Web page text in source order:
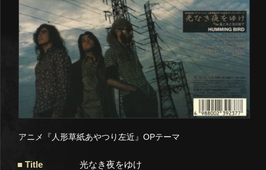
アニメ『人形草紙あやつり左近』OPテーマ
Title
光なき夜をゆけ